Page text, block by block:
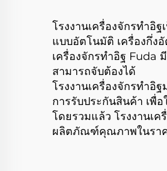
โรงงานเครื่องจักรทำอิ
แบบอัตโนมัติ เครื่องกึ่ง
เครื่องจักรทำอิฐ Fuda
สามารถจับต้องได้
โรงงานเครื่องจักรทำอิ
การรับประกันสินค้า เพื่
โดยรวมแล้ว โรงงานเ
ผลิตภัณฑ์คุณภาพในราค